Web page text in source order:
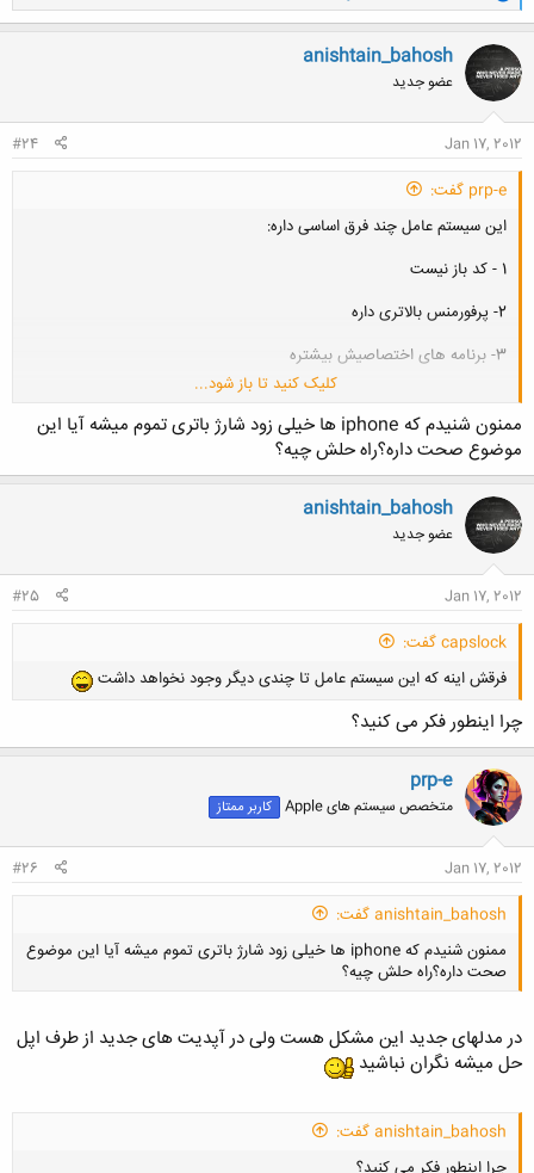
ا
ک
ن
ش
ه
ا
anishtain_bahosh
عضو جدید
Jan 17, 2012
#24
prp-e گفت:
این سیستم عامل چند فرق اساسی داره:
1 - کد باز نیست
2- پرفورمنس بالاتری داره
3- برنامه های اختصاصیش بیشتره
5- کلا سرعت و دقت بالاتری داره.
6- امکان Brick شدنش نسبت به آندروید بسیار کمتره
شما هم برای خودتون خوش باشید.
خب ما هم با Twitter و Siri حال میکنیم
کلیک کنید تا باز شود...
ممنون شنیدم که iphone ها خیلی زود شارژ باتری تموم میشه آیا این
موضوع صحت داره؟راه حلش چیه؟
anishtain_bahosh
عضو جدید
Jan 17, 2012
#25
capslock گفت:
فرقش اینه که این سیستم عامل تا چندی دیگر وجود نخواهد داشت
چرا اینطور فکر می کنید؟
prp-e
متخصص سیستم های Apple کاربر ممتاز
Jan 17, 2012
#26
anishtain_bahosh گفت:
ممنون شنیدم که iphone ها خیلی زود شارژ باتری تموم میشه آیا این موضوع
صحت داره؟راه حلش چیه؟
در مدلهای جدید این مشکل هست ولی در آپدیت های جدید از طرف اپل
حل میشه نگران نباشید
anishtain_bahosh گفت: